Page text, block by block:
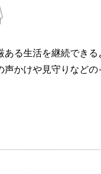
る生活を継続できる
かけや見守りなどの